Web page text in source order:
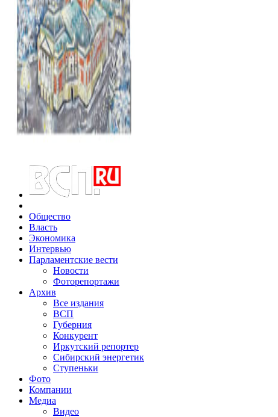
Общество
Власть
Экономика
Интервью
Парламентские вести
Новости
Фоторепортажи
Архив
Все издания
ВСП
Губерния
Конкурент
Иркутский репортер
Сибирский энергетик
Ступеньки
Фото
Компании
Медиа
Видео